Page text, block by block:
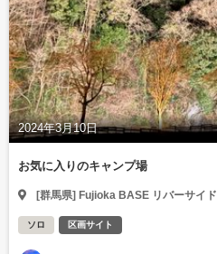
2024年3月10日
お気に入りのキャンプ場
[群馬県] Fujioka BASE リバーサイド
ソロ 区画サイト